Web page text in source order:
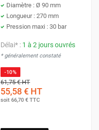
Diamètre : Ø 90 mm
Longueur : 270 mm
Pression maxi : 30 bar
Délai* : 1 à 2 jours ouvrés
* généralement constaté
-10%
61,75 €HT
55,58 € HT
soit 66,70 € TTC